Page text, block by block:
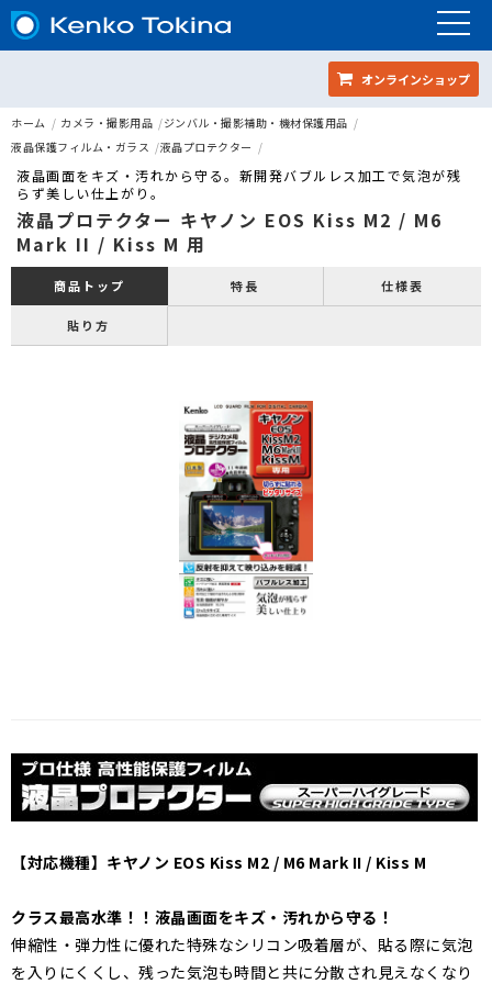
オンラインショップ
ホーム カメラ・撮影用品
ジンバル・撮影補助・機材保護用品
液晶保護フィルム・ガラス
液晶プロテクター
液晶画面をキズ・汚れから守る。新開発バブルレス加工で気泡が残
らず美しい仕上がり。
液晶プロテクター キヤノン EOS Kiss M2 / M6
Mark II / Kiss M 用
商品トップ 特長 仕様表
貼り方
【対応機種】キヤノン EOS Kiss M2 / M6 Mark II / Kiss M
クラス最高水準！！液晶画面をキズ・汚れから守る！
伸縮性・弾力性に優れた特殊なシリコン吸着層が、貼る際に気泡
を入りにくくし、残った気泡も時間と共に分散され見えなくなり